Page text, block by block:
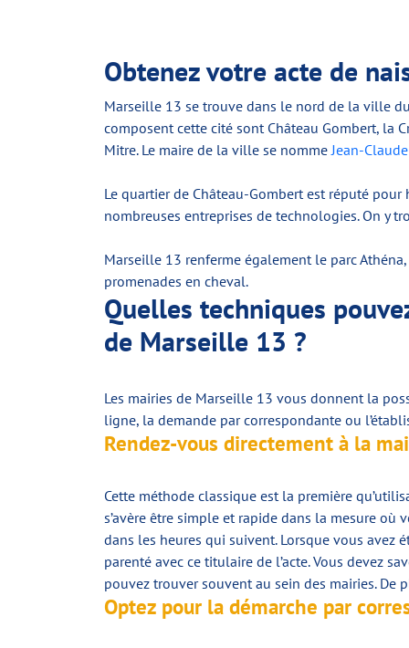
Obtenez votre acte de
Marseille 13 se trouve dans le nord de la ville
composent cette cité sont Château Gombert, la
Mitre. Le maire de la ville se nommeJean-
Le quartier de Château-Gombert est réputé
nombreuses entreprises de technologies. On y
Marseille 13 renferme également le parc
promenades en cheval.
Quelles techniques
de Marseille 13 ?
Les mairies de Marseille 13 vous donnent la
ligne, la demande par correspondante ou
Rendez-vous directement à la
Cette méthode classique est la première
s’avère être simple et rapide dans la mesure
dans les heures qui suivent. Lorsque vous
parenté avec ce titulaire de l’acte. Vous devez
pouvez trouver souvent au sein des mairies.
Optez pour la démarche par